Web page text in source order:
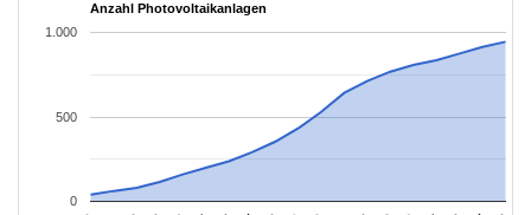
Anzahl Photovoltaikanlagen
0
500
1.000